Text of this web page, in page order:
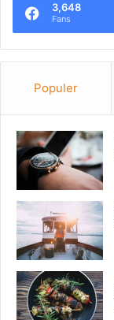
3,648
Fans
Populer